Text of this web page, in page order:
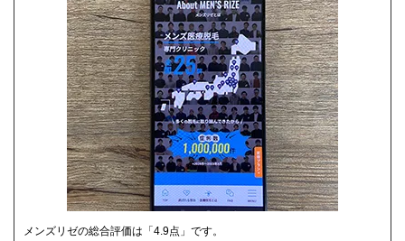
メンズリゼの総合評価は「4.9点」です。